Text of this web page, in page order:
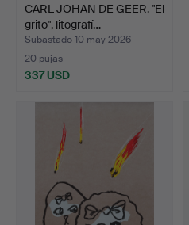
CARL JOHAN DE GEER. "El
grito", litografí…
Subastado 10 may 2026
20 pujas
337 USD